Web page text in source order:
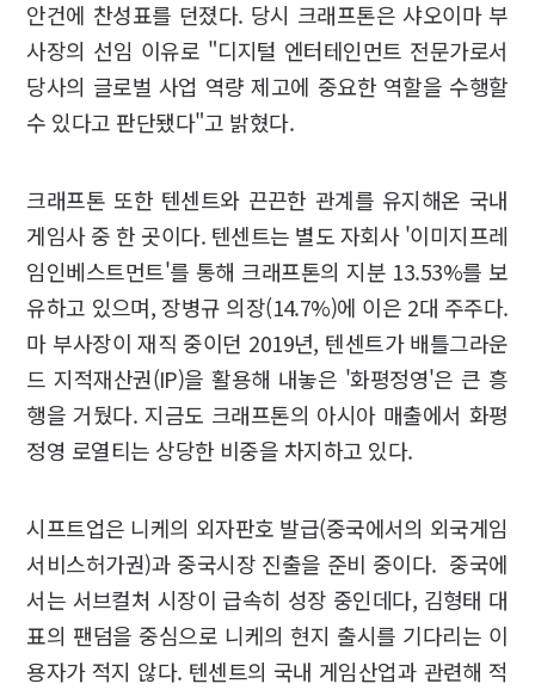
안건에 찬성표를 던졌다. 당시 크래프톤은 샤오이마 부
사장의 선임 이유로 "디지털 엔터테인먼트 전문가로서
당사의 글로벌 사업 역량 제고에 중요한 역할을 수행할
수 있다고 판단됐다"고 밝혔다.
크래프톤 또한 텐센트와 끈끈한 관계를 유지해온 국내
게임사 중 한 곳이다. 텐센트는 별도 자회사 '이미지프레
임인베스트먼트'를 통해 크래프톤의 지분 13.53%를 보
유하고 있으며, 장병규 의장(14.7%)에 이은 2대 주주다.
마 부사장이 재직 중이던 2019년, 텐센트가 배틀그라운
드 지적재산권(IP)을 활용해 내놓은 '화평정영'은 큰 흥
행을 거뒀다. 지금도 크래프톤의 아시아 매출에서 화평
정영 로열티는 상당한 비중을 차지하고 있다.
시프트업은 니케의 외자판호 발급(중국에서의 외국게임
서비스허가권)과 중국시장 진출을 준비 중이다. 중국에
서는 서브컬처 시장이 급속히 성장 중인데다, 김형태 대
표의 팬덤을 중심으로 니케의 현지 출시를 기다리는 이
용자가 적지 않다. 텐센트의 국내 게임산업과 관련해 적